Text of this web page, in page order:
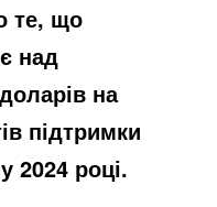
те, що
над
на
підтримки
2024 році.